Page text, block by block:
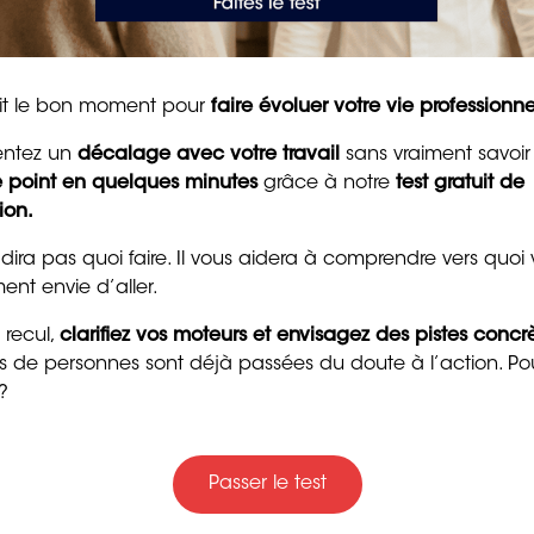
permet
opportunités
perspectives professionnelles. Vous
n’aviez pas pensé auparavant. Cela peut élargir
que vous n’auriez jamais envisagées.
permet de
?
bilan de compétencesest une étape
Trente messages
bon anniversaire
4 min. de lecture
le bon moment pour faire évoluer votre vie
un décalage avec votre travail sans vraiment
point en quelques minutesgrâce à notre test gratuit de
dira pas quoi faire. Il vous aidera à comprendre vers quoi
envie d’aller.
recul, clarifiez vos moteurs et envisagez des pistes
de personnes sont déjà passées du doute à l’action.
Passer le test